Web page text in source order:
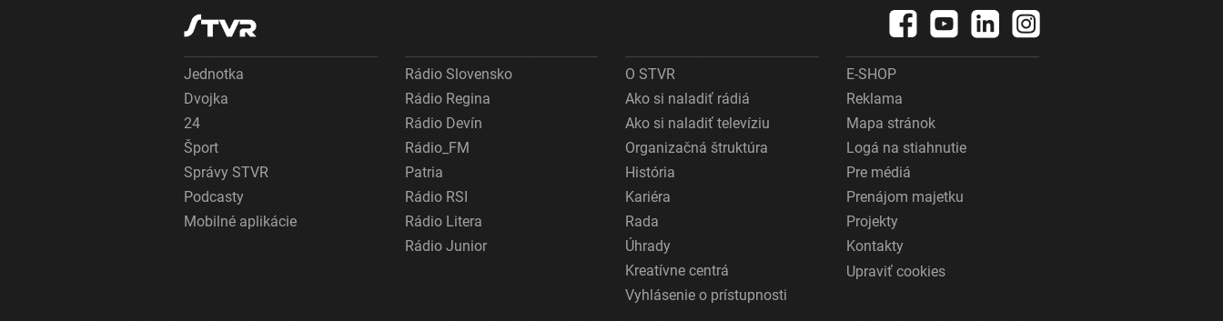
Jednotka
Dvojka
24
Šport
Správy STVR
Podcasty
Mobilné aplikácie
Rádio Slovensko
Rádio Regina
Rádio Devín
Rádio_FM
Patria
Rádio RSI
Rádio Litera
Rádio Junior
O STVR
Ako si naladiť rádiá
Ako si naladiť televíziu
Organizačná štruktúra
História
Kariéra
Rada
Úhrady
Kreatívne centrá
Vyhlásenie o prístupnosti
E-SHOP
Reklama
Mapa stránok
Logá na stiahnutie
Pre médiá
Prenájom majetku
Projekty
Kontakty
Upraviť cookies